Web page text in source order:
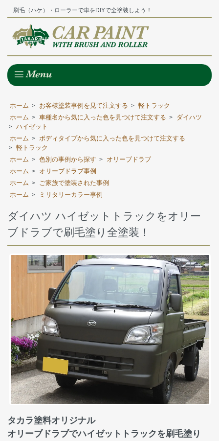
刷毛（ハケ）・ローラーで車をDIYで全塗装しよう！
ホーム > お客様塗装事例を見て注文する > 軽トラック
ホーム > 車種名から気に入った色を見つけて注文する > ダイハツ
> ハイゼット
ホーム > ボディタイプから気に入った色を見つけて注文する
> 軽トラック
ホーム > 色別の事例から探す >
オリーブドラブ
ホーム >
オリーブドラブ事例
ホーム >
ご家族で塗装された事例
ホーム > ミリタリーカラー事例
ダイハツ ハイゼットトラックをオリー
ブドラブで刷毛塗り全塗装！
タカラ塗料オリジナル
オリーブドラブでハイゼットトラックを刷毛塗り